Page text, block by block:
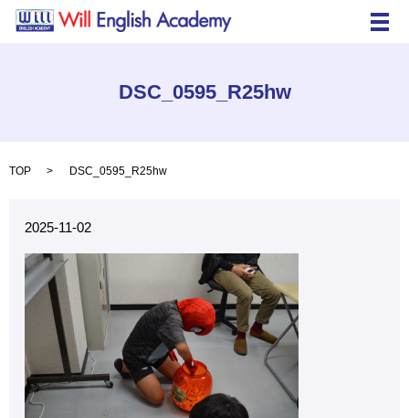
メ
DSC_0595_R25hw
TOP DSC_0595_R25hw
2025-11-02